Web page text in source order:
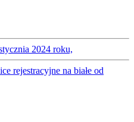
2024 roku,
rejestracyjne na białe od